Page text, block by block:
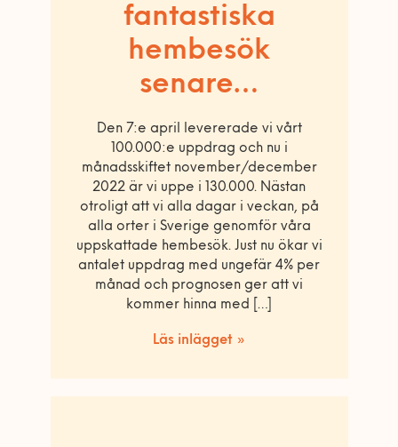
fantastiska
hembesök
senare…
Den 7:e april levererade vi vårt
100.000:e uppdrag och nu i
månadsskiftet november/december
2022 är vi uppe i 130.000. Nästan
otroligt att vi alla dagar i veckan, på
alla orter i Sverige genomför våra
uppskattade hembesök. Just nu ökar vi
antalet uppdrag med ungefär 4% per
månad och prognosen ger att vi
kommer hinna med […]
Läs inlägget »